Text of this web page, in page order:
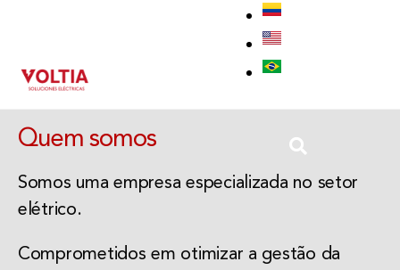
Gestão da infraestrutura
elétrica
Apaixonados por Engenharia
Quem somos
Somos uma empresa especializada no setor
elétrico.
Comprometidos em otimizar a gestão da